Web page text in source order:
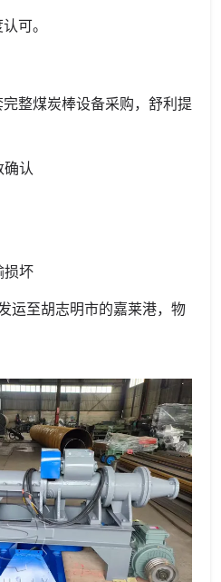
可。
整煤炭棒设备采购，舒利提
确认
损坏
运至胡志明市的嘉莱港，物